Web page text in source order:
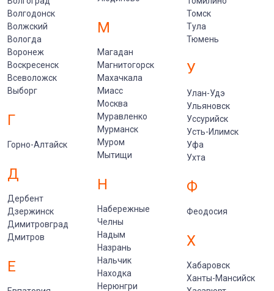
Волгодонск
Волжский
Вологда
Воронеж
Воскресенск
Всеволожск
Выборг
Г
Горно-Алтайск
Д
Дербент
Дзержинск
Димитровград
Дмитров
Е
М
Магадан
Магнитогорск
Махачкала
Миасс
Москва
Муравленко
Мурманск
Муром
Мытищи
Н
Набережные
Челны
Надым
Назрань
Нальчик
Находка
Нерюнгри
Томск
Тула
Тюмень
У
Улан-Удэ
Ульяновск
Уссурийск
Усть-Илимск
Уфа
Ухта
Ф
Феодосия
Х
Хабаровск
Ханты-Мансийск